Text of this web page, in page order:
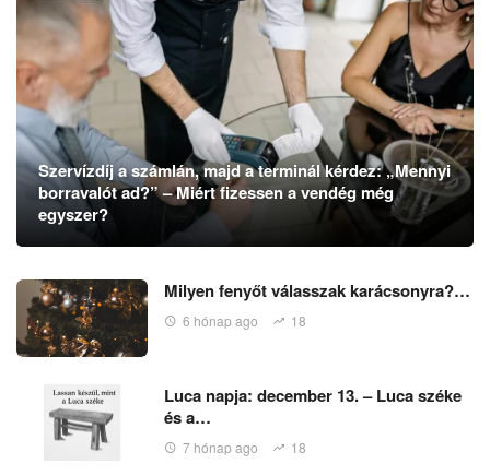
Szervízdíj a számlán, majd a terminál kérdez: „Mennyi
borravalót ad?” – Miért fizessen a vendég még
egyszer?
Milyen fenyőt válasszak karácsonyra?…
6 hónap ago 18
Luca napja: december 13. – Luca széke
és a…
7 hónap ago 18